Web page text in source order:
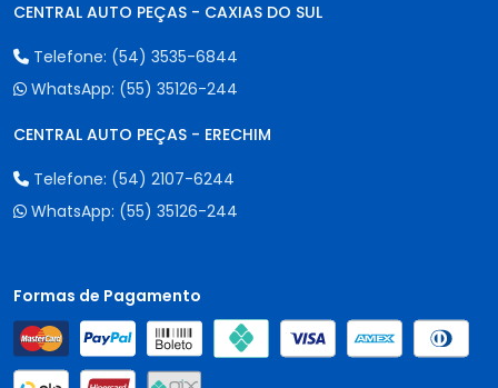
CENTRAL AUTO PEÇAS - CAXIAS DO SUL
Telefone: (54) 3535-6844
WhatsApp: (55) 35126-244
CENTRAL AUTO PEÇAS - ERECHIM
Telefone: (54) 2107-6244
WhatsApp: (55) 35126-244
Formas de Pagamento